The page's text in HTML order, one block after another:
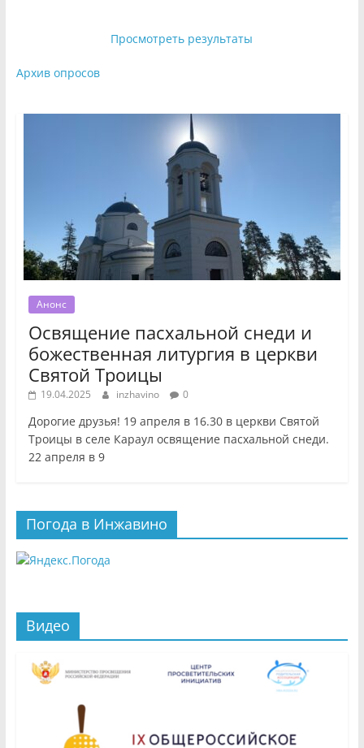
Просмотреть результаты
Архив опросов
Анонс
Освящение пасхальной снеди и
божественная литургия в церкви
Святой Троицы
19.04.2025 inzhavino 0
Дорогие друзья! 19 апреля в 16.30 в церкви Святой
Троицы в селе Караул освящение пасхальной снеди.
22 апреля в 9
Погода в Инжавино
Видео